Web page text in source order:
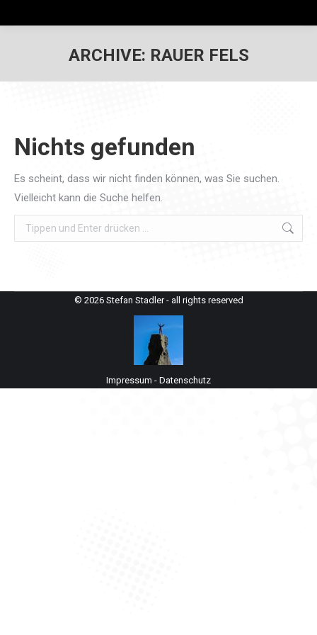
ARCHIVE: RAUER FELS
Nichts gefunden
Es scheint, dass wir nicht finden können, was Sie suchen.
Vielleicht kann die Suche helfen.
Search:
© 2026 Stefan Stadler - all rights reserved
Impressum - Datenschutz